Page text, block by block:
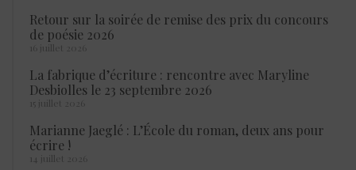
Retour sur la soirée de remise des prix du concours
de poésie 2026
16 juillet 2026
La fabrique d’écriture : rencontre avec Maryline
Desbiolles le 23 septembre 2026
15 juillet 2026
Marianne Jaeglé : L’École du roman, deux ans pour
écrire !
14 juillet 2026